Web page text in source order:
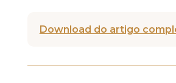
Download do artigo